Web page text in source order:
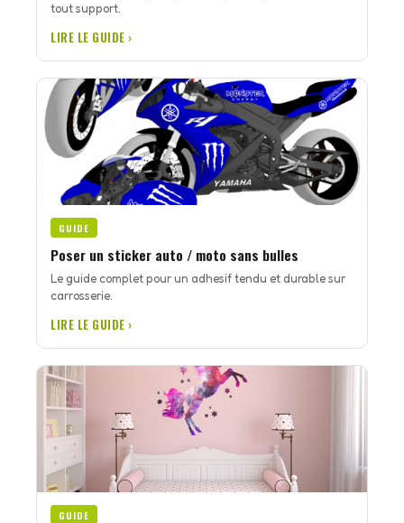
tout support.
LIRE LE GUIDE ›
GUIDE
Poser un sticker auto / moto sans bulles
Le guide complet pour un adhesif tendu et durable sur
carrosserie.
LIRE LE GUIDE ›
GUIDE